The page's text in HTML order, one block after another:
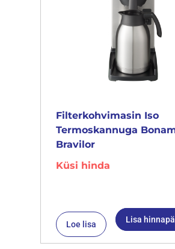
Filterkohvimasin Iso
Termoskannuga
Bravilor
Küsi hinda
Loe lisa Lisa